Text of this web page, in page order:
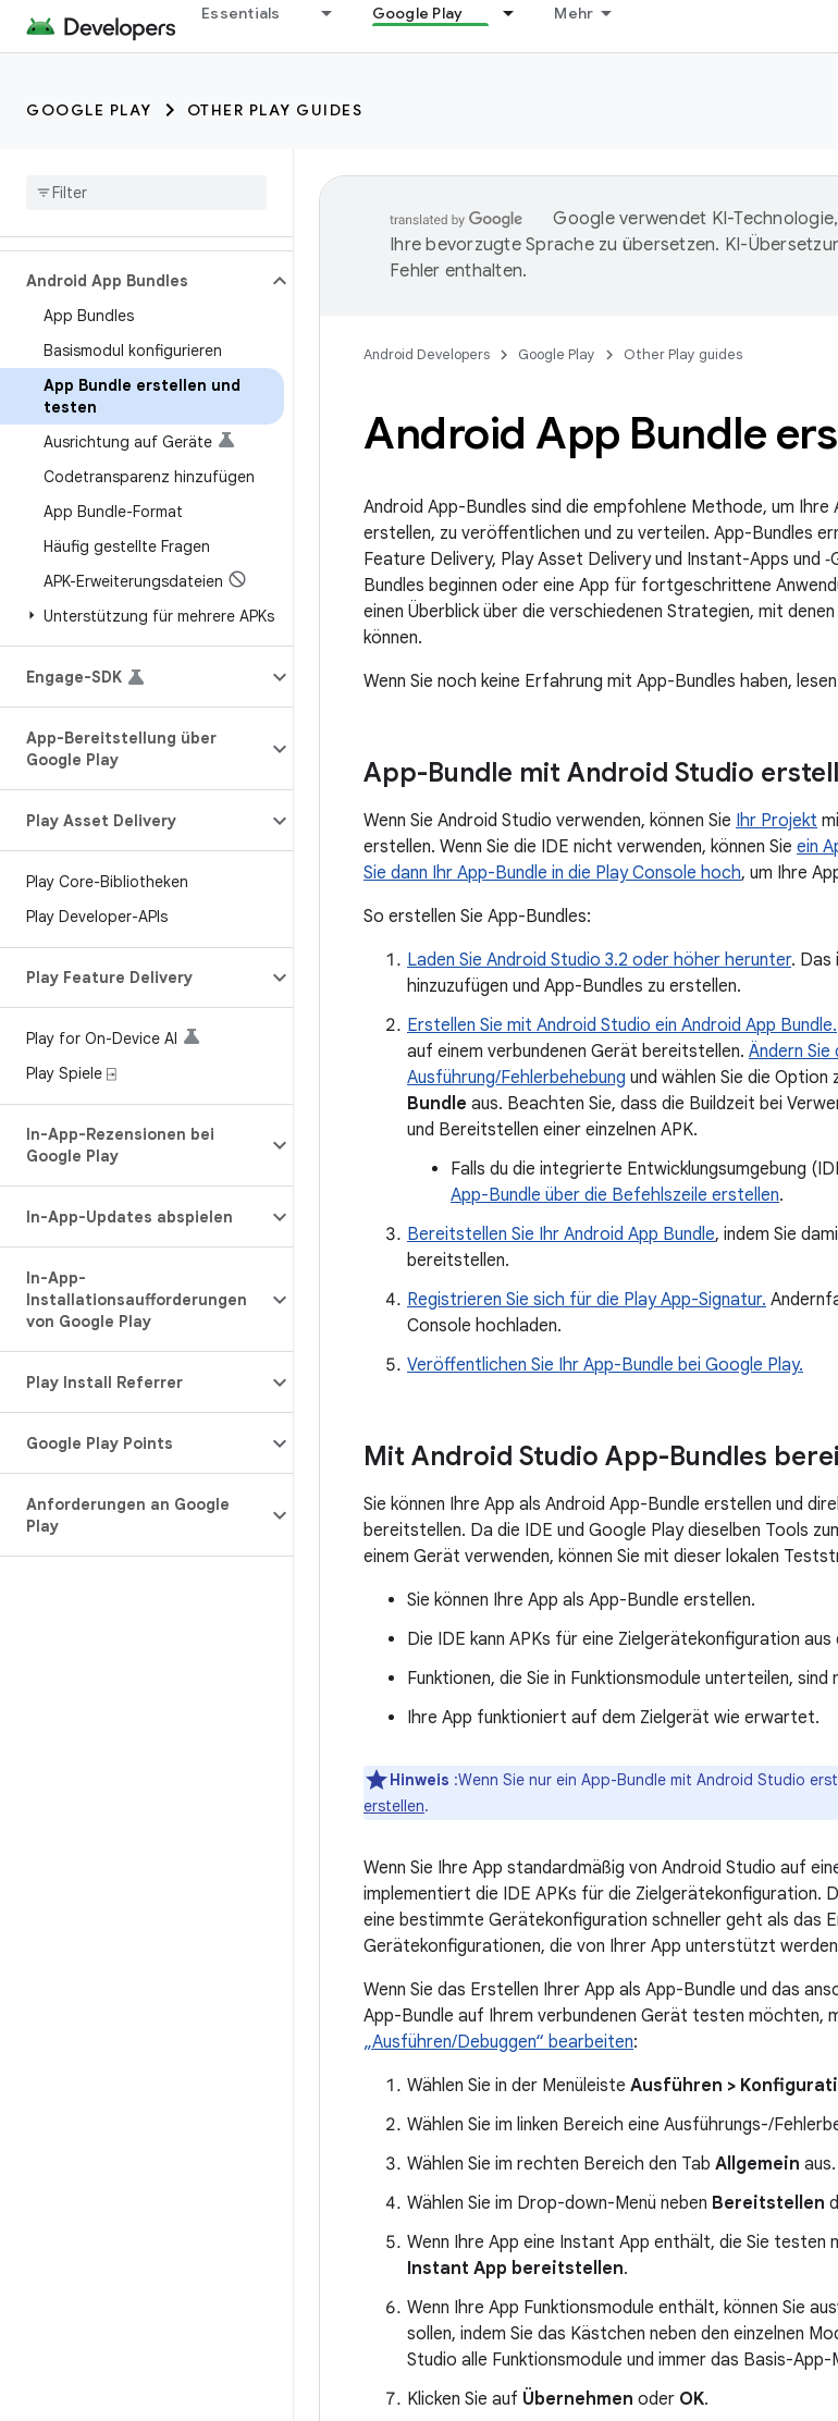
Essentials Google Play Mehr
GOOGLE PLAY OTHER PLAY GUIDES
Android App Bundles
App Bundles
Basismodul konfigurieren
App Bundle erstellen und
testen
Ausrichtung auf Geräte
Codetransparenz hinzufügen
App Bundle-Format
Häufig gestellte Fragen
APK-Erweiterungsdateien
Unterstützung für mehrere APKs
Engage-SDK
App-Bereitstellung über
Google Play
Play Asset Delivery
Play Core-Bibliotheken
Play Developer-APIs
Play Feature Delivery
Play for On-Device AI
Play Spiele ⍈
In-App-Rezensionen bei
Google Play
In-App-Updates abspielen
In-App-
Installationsaufforderungen
von Google Play
Play Install Referrer
Google Play Points
Anforderungen an Google
Play
Google verwendet KI-
Ihre bevorzugte Sprache zu übersetzen. KI-
Fehler enthalten.
Android Developers Google Play Other Play guides
Android App Bundle
Android App-Bundles sind die empfohlene Methode, um
erstellen, zu veröffentlichen und zu verteilen. App-Bundles
Feature Delivery, Play Asset Delivery und Instant-Apps und
Bundles beginnen oder eine App für fortgeschrittene
einen Überblick über die verschiedenen Strategien, mit
können.
Wenn Sie noch keine Erfahrung mit App-Bundles haben,
App-Bundle mit Android Studio
Wenn Sie Android Studio verwenden, können Sie Ihr Projekt
erstellen. Wenn Sie die IDE nicht verwenden, können Sie ein
Sie dann Ihr App-Bundle in die Play Console hoch, um Ihre
So erstellen Sie App-Bundles:
Laden Sie Android Studio 3.2 oder höher herunter. Das
hinzuzufügen und App-Bundles zu erstellen.
Erstellen Sie mit Android Studio ein Android App Bundle.
auf einem verbundenen Gerät bereitstellen. Ändern
Ausführung/Fehlerbehebung und wählen Sie die
Bundle aus. Beachten Sie, dass die Buildzeit bei
und Bereitstellen einer einzelnen APK.
Falls du die integrierte Entwicklungsumgebung
App-Bundle über die Befehlszeile erstellen.
Bereitstellen Sie Ihr Android App Bundle, indem Sie
bereitstellen.
Registrieren Sie sich für die Play App-Signatur.
Console hochladen.
Veröffentlichen Sie Ihr App-Bundle bei Google Play.
Mit Android Studio App-Bundles
Sie können Ihre App als Android App-Bundle erstellen und
bereitstellen. Da die IDE und Google Play dieselben Tools
einem Gerät verwenden, können Sie mit dieser lokalen
Sie können Ihre App als App-Bundle erstellen.
Die IDE kann APKs für eine Zielgerätekonfiguration
Funktionen, die Sie in Funktionsmodule unterteilen,
Ihre App funktioniert auf dem Zielgerät wie erwartet.
Hinweis :Wenn Sie nur ein App-Bundle mit Android Studio
erstellen.
Wenn Sie Ihre App standardmäßig von Android Studio auf
implementiert die IDE APKs für die Zielgerätekonfiguration.
eine bestimmte Gerätekonfiguration schneller geht als das
Gerätekonfigurationen, die von Ihrer App unterstützt
Wenn Sie das Erstellen Ihrer App als App-Bundle und das
App-Bundle auf Ihrem verbundenen Gerät testen möchten,
„Ausführen/Debuggen“ bearbeiten:
Wählen Sie in der Menüleiste Ausführen >
Wählen Sie im linken Bereich eine Ausführungs-/
Wählen Sie im rechten Bereich den Tab Allgemein aus.
Wählen Sie im Drop-down-Menü neben Bereitstellen
Wenn Ihre App eine Instant App enthält, die Sie testen
Instant App bereitstellen.
Wenn Ihre App Funktionsmodule enthält, können Sie
sollen, indem Sie das Kästchen neben den einzelnen
Studio alle Funktionsmodule und immer das Basis-
Klicken Sie auf Übernehmen oder OK.